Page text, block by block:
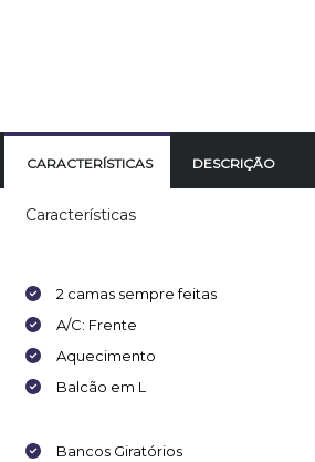
CARACTERÍSTICAS DESCRIÇÃO
Características
2 camas sempre feitas
A/C: Frente
Aquecimento
Balcão em L
Bancos Giratórios